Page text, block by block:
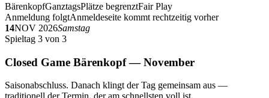
BärenkopfGanztagsPlätze begrenztFair Play
Anmeldung folgtAnmeldeseite kommt rechtzeitig vorher
14NOV 2026Samstag
Spieltag 3 von 3
Closed Game Bärenkopf — November
Saisonabschluss. Danach klingt der Tag gemeinsam aus —